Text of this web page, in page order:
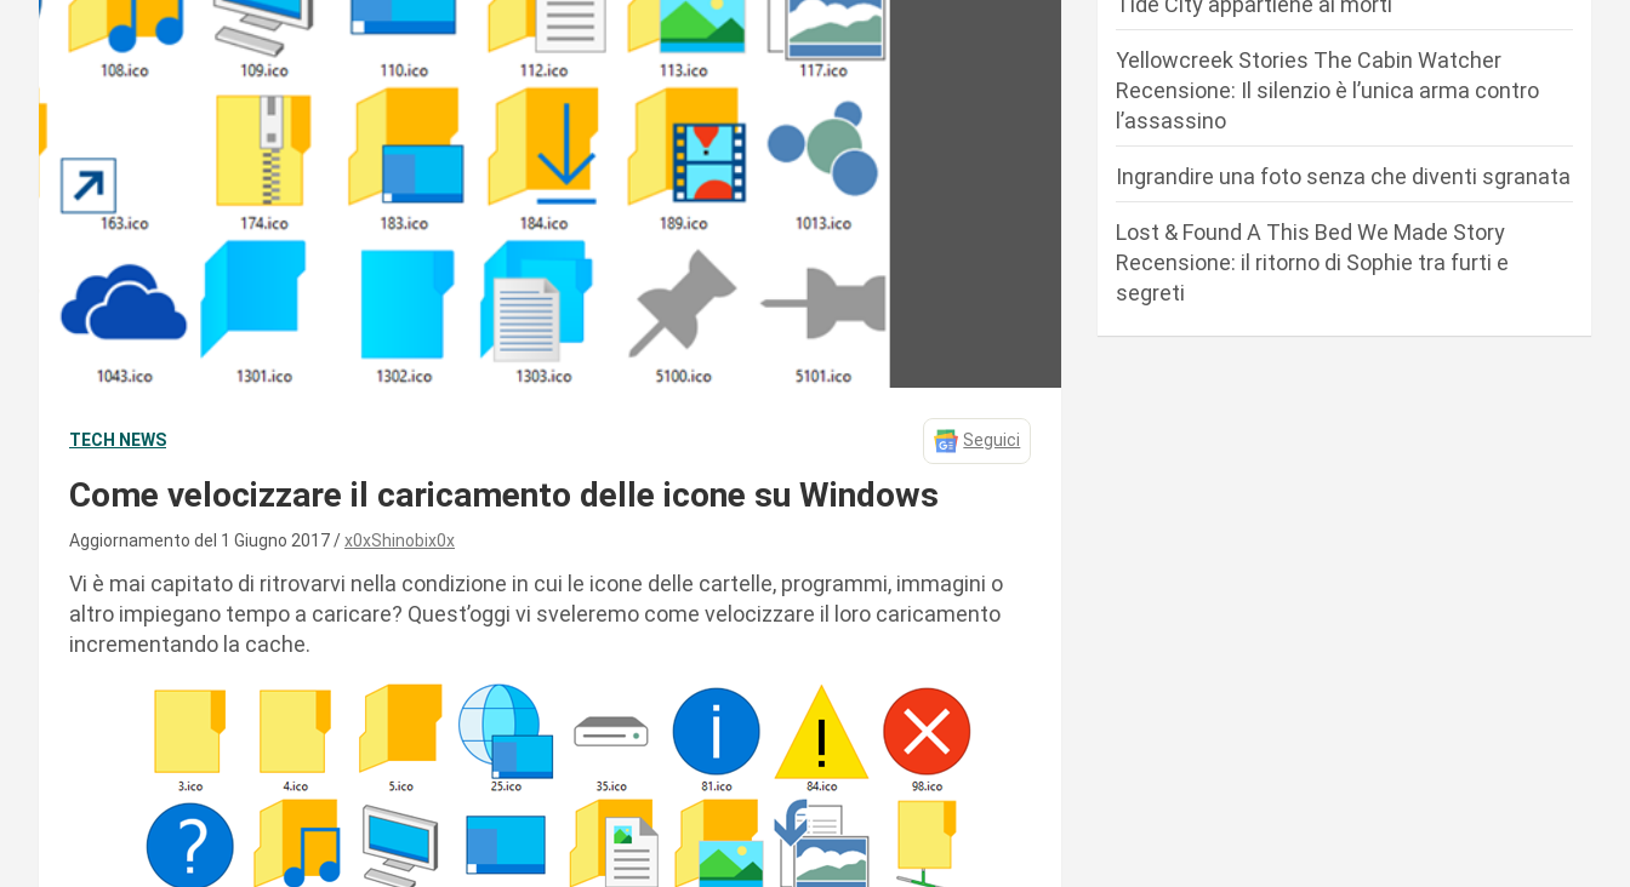
TECH NEWS Seguici
Come velocizzare il caricamento delle icone su Windows
Aggiornamento del 1 Giugno 2017 x0xShinobix0x
Vi è mai capitato di ritrovarvi nella condizione in cui le icone delle cartelle, programmi, immagini o
altro impiegano tempo a caricare? Quest’oggi vi sveleremo come velocizzare il loro caricamento
incrementando la cache.
Yellowcreek Stories The Cabin Watcher
Recensione: Il silenzio è l’unica arma contro
l’assassino
Ingrandire una foto senza che diventi sgranata
Lost & Found A This Bed We Made Story
Recensione: il ritorno di Sophie tra furti e
segreti